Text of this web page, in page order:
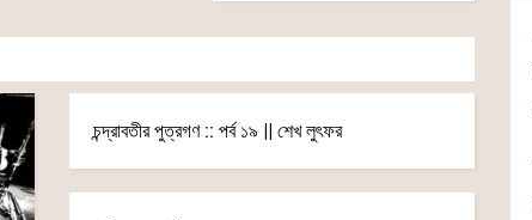
চন্দ্রাবতীর পুত্রগণ :: পর্ব ১৯ || শেখ লুৎফর